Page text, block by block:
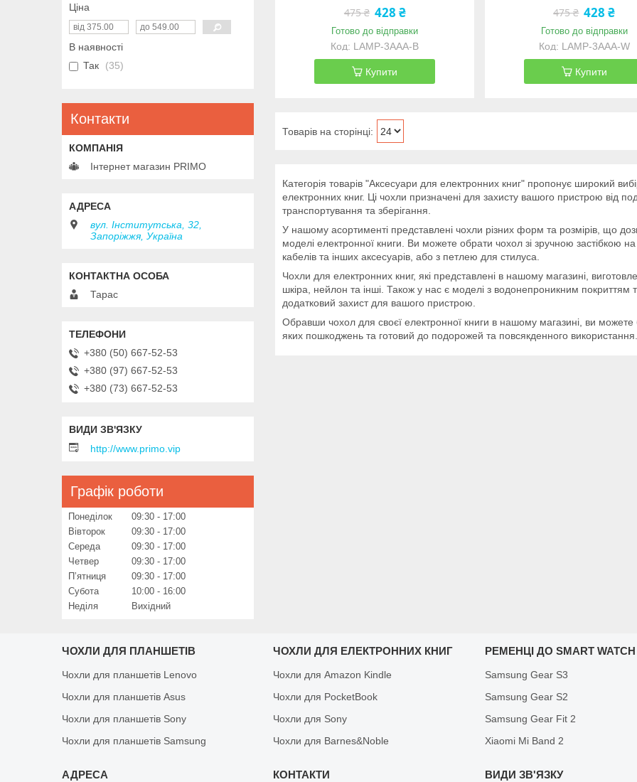
475 ₴ 428 ₴
Готово до відправки
LAMP-3AAA-B
Купити
475 ₴ 428 ₴
Готово до відправки
LAMP-3AAA-W
Купити
Категорія товарів "Аксесуари для електронних книг" пропонує широкий
електронних книг. Ці чохли призначені для захисту вашого пристрою від
транспортування та зберігання.
У нашому асортименті представлені чохли різних форм та розмірів, що
моделі електронної книги. Ви можете обрати чохол зі зручною застібкою
кабелів та інших аксесуарів, або з петлею для стилуса.
Чохли для електронних книг, які представлені в нашому магазині,
шкіра, нейлон та інші. Також у нас є моделі з водонепроникним
додатковий захист для вашого пристрою.
Обравши чохол для своєї електронної книги в нашому магазині, ви
яких пошкоджень та готовий до подорожей та повсякденного використання.
Ціна
В наявності
Так
35
Контакти
Інтернет магазин PRIMO
вул. Інститутська, 32,
Запоріжжя, Україна
Тарас
+380 (50) 667-52-53
+380 (97) 667-52-53
+380 (73) 667-52-53
http://www.primo.vip
Графік роботи
Понеділок 09:30
17:00
Вівторок
09:30
17:00
Середа
09:30
17:00
Четвер
09:30
17:00
Пʼятниця
09:30
17:00
Субота
10:00
16:00
Неділя
Вихідний
ЧОХЛИ ДЛЯ ПЛАНШЕТІВ
Чохли для планшетів Lenovo
Чохли для планшетів Asus
Чохли для планшетів Sony
Чохли для планшетів Samsung
ЧОХЛИ ДЛЯ ЕЛЕКТРОННИХ КНИГ
Чохли для Amazon Kindle
Чохли для PocketBook
Чохли для Sony
Чохли для Barnes&Noble
РЕМЕНЦІ ДО SMART WATCH
Samsung Gear S3
Samsung Gear S2
Samsung Gear Fit 2
Xiaomi Mi Band 2